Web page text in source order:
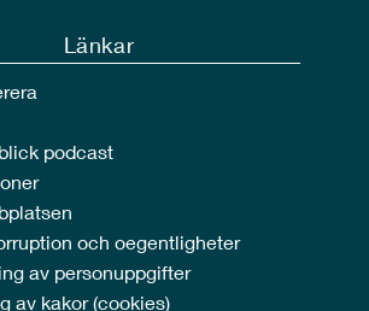
Länkar
podcast
och oegentligheter
av personuppgifter
av kakor (cookies)